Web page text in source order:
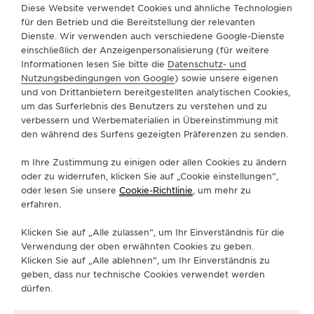
THE SOUND MAKER
THE STELLAR ODYSSEY
THE PRECISION PIONEER
ALLE VERANSTALTUNGEN ANZEIGEN
BOUTIQUE SUCHENALLE STORESEUROPAITALIEN
RAGUSA RAGUSA
FOLGEN SIE UNS
DEN NEWSLETTER ABONNIEREN
ÜBER UNS
SERVICELEISTUNGEN
Diese Website verwendet Cookies und ähnliche Technologien
für den Betrieb und die Bereitstellung der relevanten
Dienste. Wir verwenden auch verschiedene Google-Dienste
einschließlich der Anzeigenpersonalisierung (für weitere
Informationen lesen Sie bitte die Datenschutz- und
Nutzungsbedingungen von Google) sowie unsere eigenen
und von Drittanbietern bereitgestellten analytischen Cookies,
um das Surferlebnis des Benutzers zu verstehen und zu
verbessern und Werbematerialien in Übereinstimmung mit
den während des Surfens gezeigten Präferenzen zu senden.
m Ihre Zustimmung zu einigen oder allen Cookies zu ändern
oder zu widerrufen, klicken Sie auf „Cookie einstellungen“,
oder lesen Sie unsere Cookie-Richtlinie, um mehr zu
erfahren.
Klicken Sie auf „Alle zulassen“, um Ihr Einverständnis für die
Verwendung der oben erwähnten Cookies zu geben.
Klicken Sie auf „Alle ablehnen“, um Ihr Einverständnis zu
geben, dass nur technische Cookies verwendet werden
dürfen.